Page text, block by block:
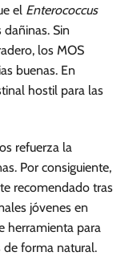
el Enterococcus
Sin
los MOS
buenas. En
hostil para las
refuerza la
Por consiguiente,
recomendado tras
jóvenes en
herramienta para
de forma natural.